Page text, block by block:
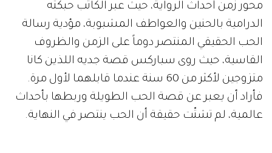
محور زمن أحداث الرواية، حيث عبر الكاتب حبكته
الدرامية بالحنين والعواطف المشبوبة، مؤدية رسالة
الحب الحقيقي المنتصر دوماً على الزمن والظروف
القاسية، حيث روى سباركس قصة جديه اللذين كانا
متزوجين لأكثر من 60 سنة عندما قابلهما لأول مرة.
فأراد أن يعبر عن قصة الحب الطويلة وربطها بأحداث
عالمية، لم تشتّت حقيقة أن الحب ينتصر في النهاية.